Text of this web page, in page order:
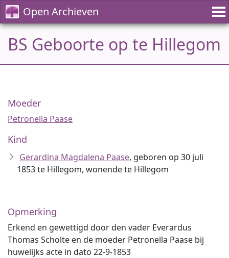
Open Archieven
BS Geboorte op te Hillegom
Moeder
Petronella Paase
Kind
Gerardina Magdalena Paase, geboren op 30 juli
1853 te Hillegom, wonende te Hillegom
Opmerking
Erkend en gewettigd door den vader Everardus
Thomas Scholte en de moeder Petronella Paase bij
huwelijks acte in dato 22-9-1853